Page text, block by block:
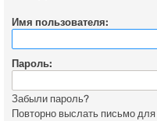
Имя пользователя:
Пароль:
Забыли пароль?
Повторно выслать письмо для